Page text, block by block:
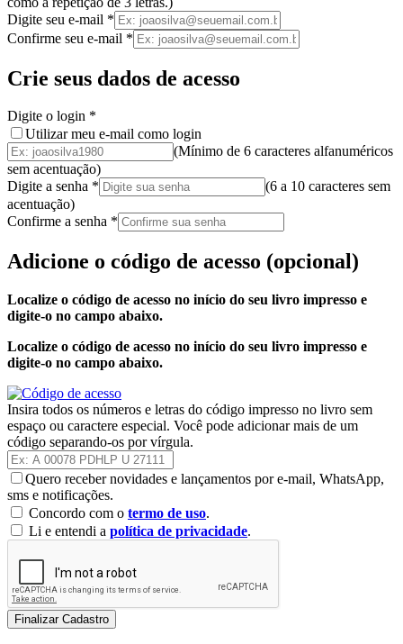
Digite seu e-mail *
Confirme seu e-mail *
Crie seus dados de acesso
Digite o login *
Utilizar meu e-mail como login
(Mínimo de 6 caracteres alfanuméricos
sem acentuação)
Digite a senha * (6 a 10 caracteres sem
acentuação)
Confirme a senha *
Adicione o código de acesso (opcional)
Localize o código de acesso no início do seu livro impresso e
digite-o no campo abaixo.
Localize o código de acesso no início do seu livro impresso e
digite-o no campo abaixo.
Insira todos os números e letras do código impresso no livro sem
espaço ou caractere especial. Você pode adicionar mais de um
código separando-os por vírgula.
Quero receber novidades e lançamentos por e-mail, WhatsApp,
sms e notificações.
Concordo com o termo de uso.
Li e entendi a política de privacidade.